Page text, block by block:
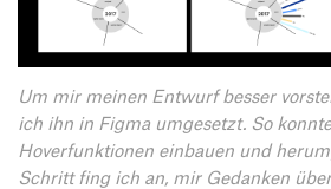
Um mir meinen Entwurf besser
ich ihn in Figma umgesetzt. So
Hoverfunktionen einbauen und
Schritt fing ich an, mir Gedanken